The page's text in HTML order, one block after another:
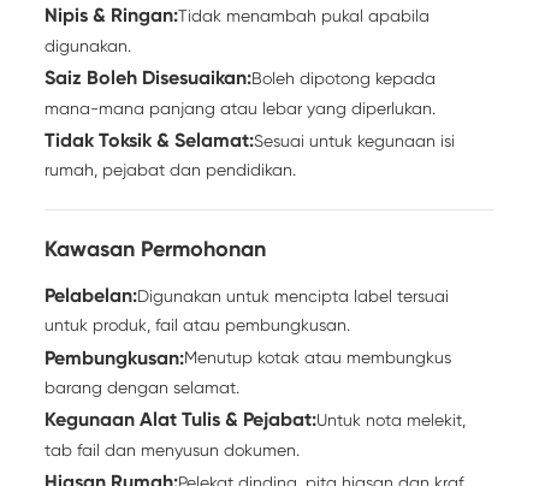
Nipis & Ringan:Tidak menambah pukal apabila
digunakan.
Saiz Boleh Disesuaikan:Boleh dipotong kepada
mana-mana panjang atau lebar yang diperlukan.
Tidak Toksik & Selamat:Sesuai untuk kegunaan isi
rumah, pejabat dan pendidikan.
Kawasan Permohonan
Pelabelan:Digunakan untuk mencipta label tersuai
untuk produk, fail atau pembungkusan.
Pembungkusan:Menutup kotak atau membungkus
barang dengan selamat.
Kegunaan Alat Tulis & Pejabat:Untuk nota melekit,
tab fail dan menyusun dokumen.